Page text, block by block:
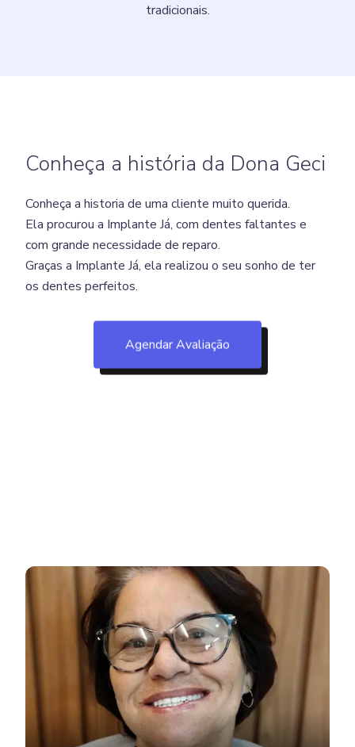
tradicionais.
Conheça a história da Dona Geci
Conheça a historia de uma cliente muito querida.
Ela procurou a Implante Já, com dentes faltantes e
com grande necessidade de reparo.
Graças a Implante Já, ela realizou o seu sonho de ter
os dentes perfeitos.
Agendar Avaliação